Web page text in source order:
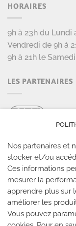
HORAIRES
9h à 23h du Lundi
Vendredi de 9h à
9h à 21h le
LES PARTENAIRES
LES SALLES CLIMB
Climb Up vous
Nos partenaires et
stocker et/ou
Ces informations
mesurer la
apprendre plus sur
améliorer les
Vous pouvez